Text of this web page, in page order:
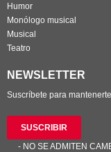
Humor
Monólogo musical
Musical
Teatro
NEWSLETTER
Suscríbete para
SUSCRIBIR
- NO SE ADMITEN